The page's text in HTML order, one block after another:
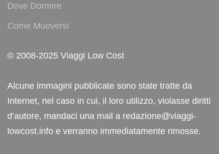
Dove Dormire
Come Muoversi
© 2008-2025 Viaggi Low Cost
Alcune immagini pubblicate sono state tratte da
Internet, nel caso in cui, il loro utilizzo, violasse diritti
d’autore, mandaci una mail a redazione@viaggi-
lowcost.info e verranno immediatamente rimosse.